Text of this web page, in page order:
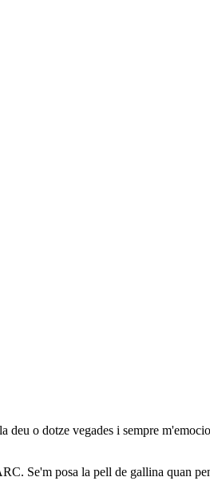
o dotze vegades i sempre
Se'm posa la pell de gallina quan